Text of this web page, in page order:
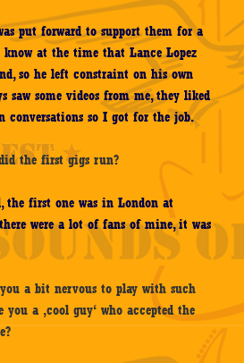
put forward to support them for a
know at the time that Lance Lopez
so he left constraint on his own
saw some videos from me, they liked
conversations so I got for the job.
the first gigs run?
the first one was in London at
there were a lot of fans of mine, it was
you a bit nervous to play with such
you a ‚cool guy‘ who accepted the